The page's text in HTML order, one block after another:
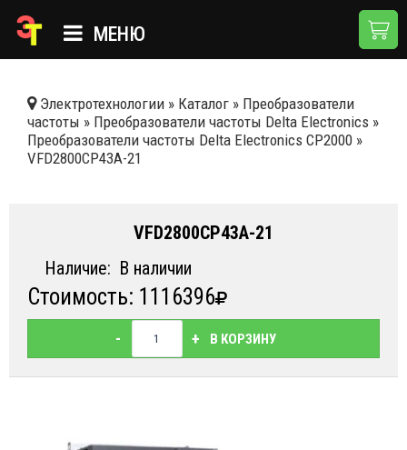
МЕНЮ
КАТАЛОГ
О КОМПАНИИ
ДОСТАВКА И ОПЛАТА
КОНТАКТЫ
Электротехнологии » Каталог » Преобразователи
частоты » Преобразователи частоты Delta Electronics »
Преобразователи частоты Delta Electronics CP2000 »
VFD2800CP43A-21
VFD2800CP43A-21
Наличие: В наличии
Стоимость: 1116396
- + В КОРЗИНУ